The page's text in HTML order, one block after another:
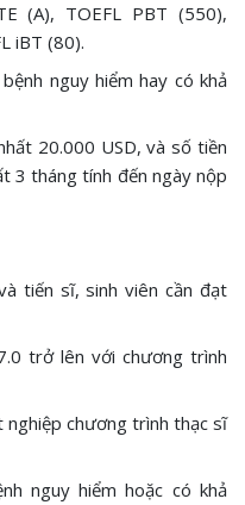
(A), TOEFL PBT (550),
iBT (80).
nguy hiểm hay có khả
20.000 USD, và số tiền
3 tháng tính đến ngày nộp
tiến sĩ, sinh viên cần đạt
trở lên với chương trình
chương trình thạc sĩ
nguy hiểm hoặc có khả